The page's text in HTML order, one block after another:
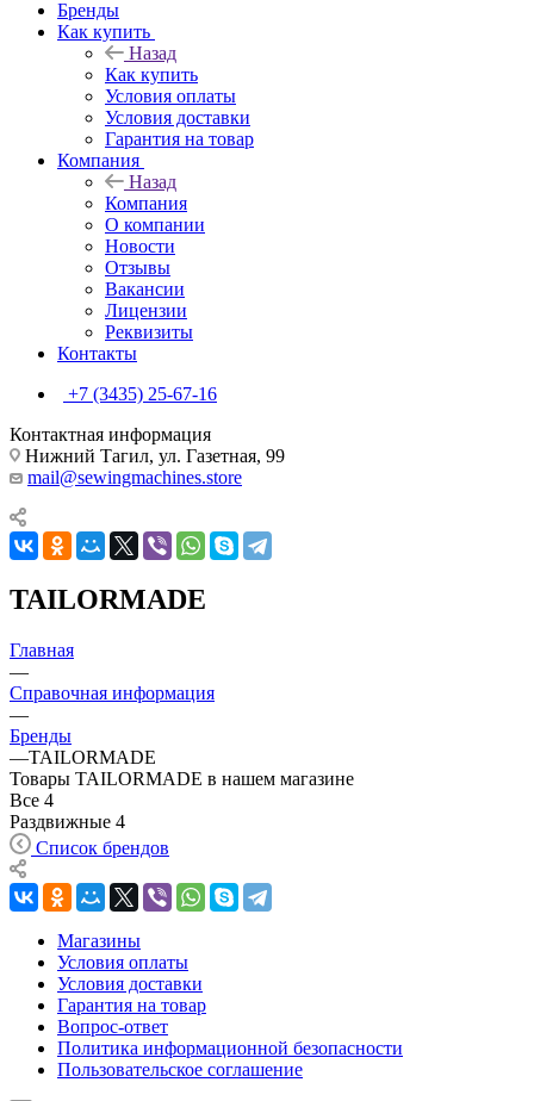
Бренды
Как купить
Назад
Как купить
Условия оплаты
Условия доставки
Гарантия на товар
Компания
Назад
Компания
О компании
Новости
Отзывы
Вакансии
Лицензии
Реквизиты
Контакты
+7 (3435) 25-67-16
Контактная информация
Нижний Тагил, ул. Газетная, 99
mail@sewingmachines.store
TAILORMADE
Главная
—
Справочная информация
—
Бренды
—TAILORMADE
Товары TAILORMADE в нашем магазине
Все 4
Раздвижные 4
Список брендов
Магазины
Условия оплаты
Условия доставки
Гарантия на товар
Вопрос-ответ
Политика информационной безопасности
Пользовательское соглашение